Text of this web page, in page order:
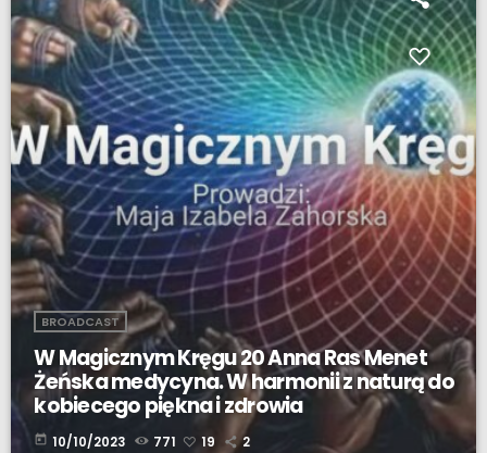
BROADCAST
W Magicznym Kręgu 20 Anna Ras Menet
Żeńska medycyna. W harmonii z naturą do
kobiecego piękna i zdrowia
today 10/10/2023 771 19 2